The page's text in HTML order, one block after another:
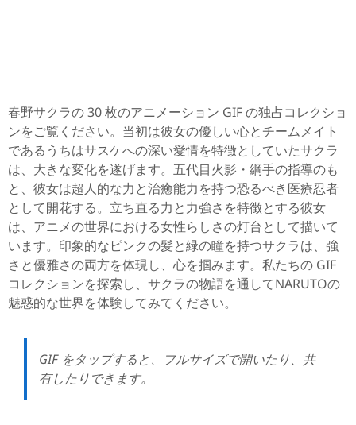
春野サクラの 30 枚のアニメーション GIF の独占コレクショ
ンをご覧ください。当初は彼女の優しい心とチームメイト
であるうちはサスケへの深い愛情を特徴としていたサクラ
は、大きな変化を遂げます。五代目火影・綱手の指導のも
と、彼女は超人的な力と治癒能力を持つ恐るべき医療忍者
として開花する。立ち直る力と力強さを特徴とする彼女
は、アニメの世界における女性らしさの灯台として描いて
います。印象的なピンクの髪と緑の瞳を持つサクラは、強
さと優雅さの両方を体現し、心を掴みます。私たちの GIF
コレクションを探索し、サクラの物語を通してNARUTOの
魅惑的な世界を体験してみてください。
GIF をタップすると、フルサイズで開いたり、共
有したりできます。